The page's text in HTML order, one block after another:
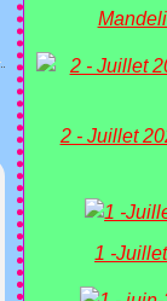
2 - Juillet
1 -